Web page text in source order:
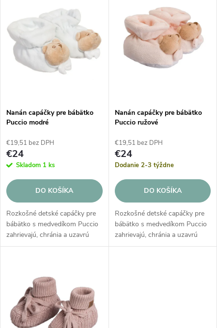
e
n
p
r
o
d
u
k
v
p
p
r
o
d
u
k
t
v
Nanán capáčky pre bábätko
Puccio modré
€19,51 bez DPH
€24
Skladom 1 ks
DO KOŠÍKA
Rozkošné detské capáčky pre
bábätko s medvedíkom Puccio
zahrievajú, chránia a uzavrú
nožičku až ku členku, aby boli
darčekom...
Nanán capáčky pre bábätko
Puccio ružové
€19,51 bez DPH
€24
Dodanie 2-3 týždne
DO KOŠÍKA
Rozkošné detské capáčky pre
bábätko s medvedíkom Puccio
zahrievajú, chránia a uzavrú
nožičku až ku členku, aby boli